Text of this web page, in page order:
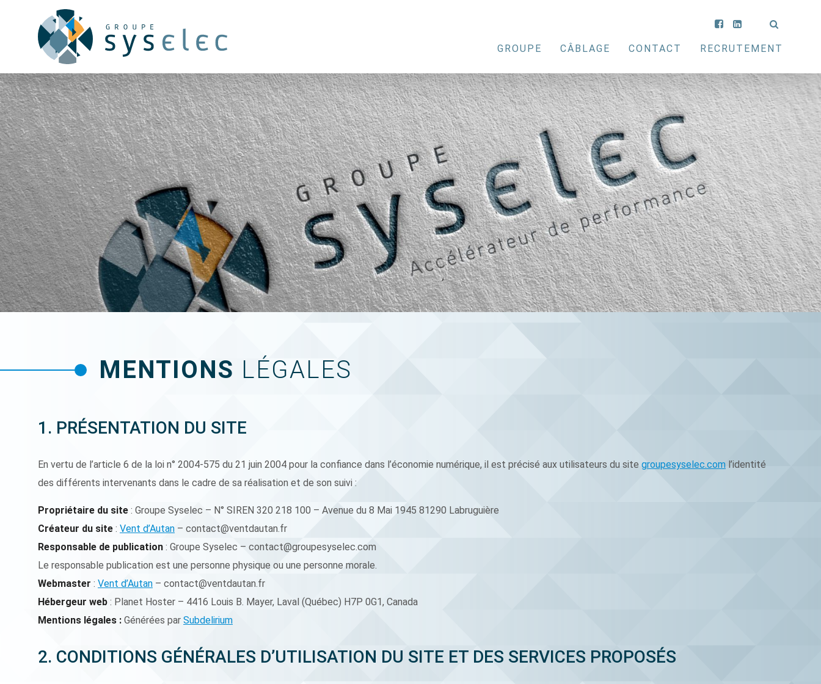
GROUPE
Qui sommes-nous ?
CÂBLAGE
Câblage électronique
Câblage électromécanique
CONTACT RECRUTEMENT
MENTIONS LÉGALES
1. PRÉSENTATION DU SITE
En vertu de l’article 6 de la loi n° 2004-575 du 21 juin 2004 pour la confiance dans l’économie numérique, il est précisé aux utilisateurs du site groupesyselec.com l’identité
des différents intervenants dans le cadre de sa réalisation et de son suivi :
Propriétaire du site : Groupe Syselec – N° SIREN 320 218 100 – Avenue du 8 Mai 1945 81290 Labruguière
Créateur du site : Vent d’Autan – contact@ventdautan.fr
Responsable de publication : Groupe Syselec – contact@groupesyselec.com
Le responsable publication est une personne physique ou une personne morale.
Webmaster : Vent d’Autan – contact@ventdautan.fr
Hébergeur web : Planet Hoster – 4416 Louis B. Mayer, Laval (Québec) H7P 0G1, Canada
Mentions légales : Générées par Subdelirium
2. CONDITIONS GÉNÉRALES D’UTILISATION DU SITE ET DES SERVICES PROPOSÉS